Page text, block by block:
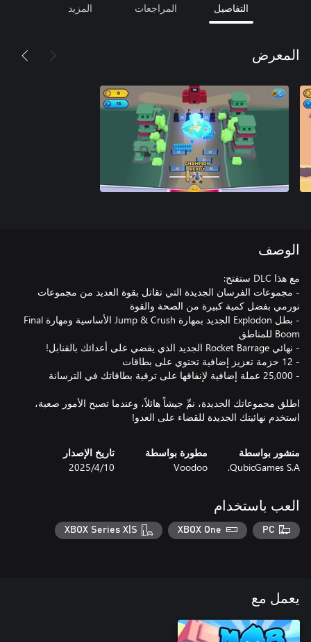
التفاصيل المراجعات المزيد
المعرض
الوصف
- مجموعات الفرسان الجديدة التي تقاتل بقوة العديد من مجموعات
- بطل Explodon الجديد بمهارة Jump & Crush الأساسية ومهارة Final
اطلق مجموعاتك الجديدة، نمِّ جيشاً هائلاً، وعندما تصبح الأمور صعبة،
استخدم نهائيتك الجديدة للقضاء على العدو!
منشور بواسطة
QubicGames S.A.
مطورة بواسطة
Voodoo
تاريخ الإصدار
10‏/4‏/2025
العب باستخدام
PC
XBOX One
XBOX Series X|S
يعمل مع